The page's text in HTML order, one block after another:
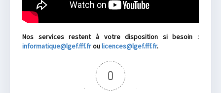
Nos services restent à votre disposition si besoin :
informatique@lgef.fff.froulicences@lgef.fff.fr.
0